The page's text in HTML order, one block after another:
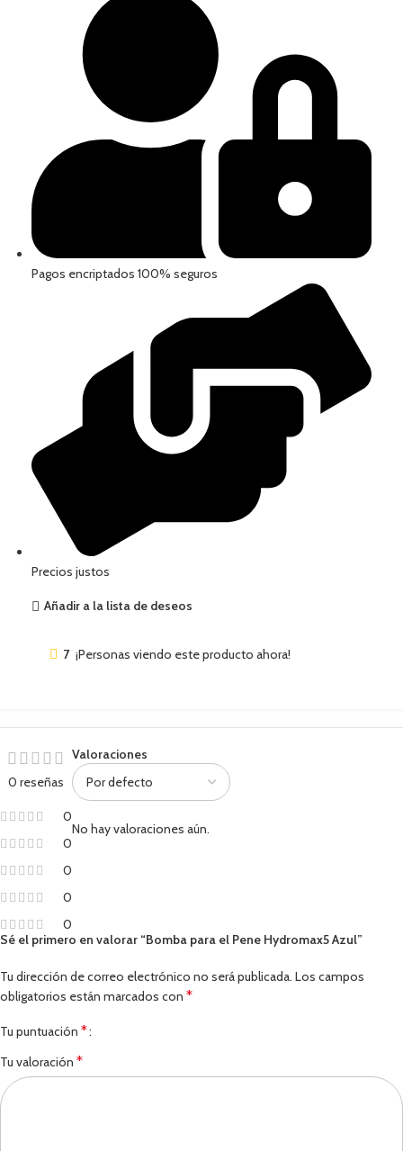
Pagos encriptados 100% seguros
Precios justos
Añadir a la lista de deseos
7 ¡Personas viendo este producto ahora!
0 reseñas
0
0
0
0
0
Valoraciones
No hay valoraciones aún.
Sé el primero en valorar “Bomba para el Pene Hydromax5 Azul”
Tu dirección de correo electrónico no será publicada. Los campos
obligatorios están marcados con *
Tu puntuación *
Tu valoración *